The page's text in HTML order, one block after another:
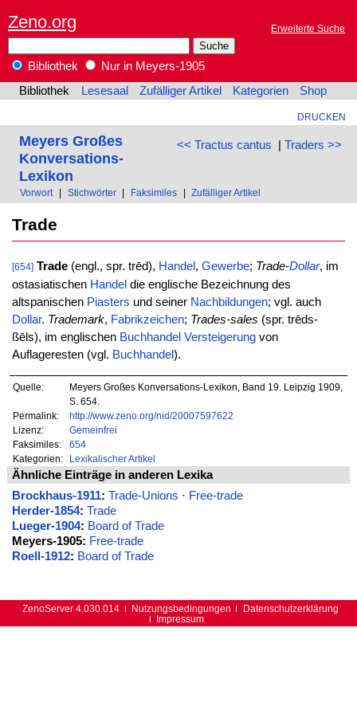
Zeno.org Erweiterte Suche
Bibliothek
Nur in Meyers-1905
Bibliothek
Lesesaal Zufälliger Artikel Kategorien Shop
DRUCKEN
<< Tractus cantus | Traders >>
Meyers Großes
Konversations-
Lexikon
Vorwort Stichwörter Faksimiles Zufälliger Artikel
Trade
[654] Trade(engl., spr. trēd), Handel , Gewerbe; Trade-Dollar, im
ostasiatischen Handel die englische Bezeichnung des
altspanischen Piasters und seiner Nachbildungen; vgl. auch
Dollar. Trademark, Fabrikzeichen; Trades-sales (spr. trēds-
ßēls), im englischen Buchhandel Versteigerungvon
Auflageresten (vgl. Buchhandel).
Quelle:
Meyers Großes Konversations-Lexikon, Band 19. Leipzig 1909,
S. 654.
Permalink:
http://www.zeno.org/nid/20007597622
Lizenz:
Gemeinfrei
Faksimiles:
654
Kategorien:
Lexikalischer Artikel
Ähnliche Einträge in anderen Lexika
Brockhaus-1911: Trade-Unions · Free-trade
Herder-1854: Trade
Lueger-1904: Board of Trade
Meyers-1905: Free-trade
Roell-1912: Board of Trade
ZenoServer 4.030.014 Nutzungsbedingungen
Datenschutzerklärung
Impressum